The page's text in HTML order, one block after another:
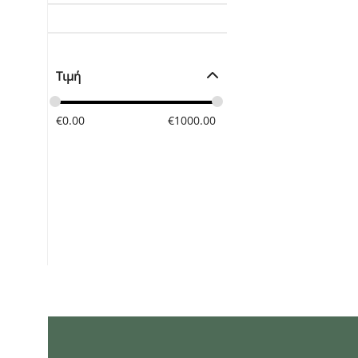
Τιμή
€0.00 €1000.00